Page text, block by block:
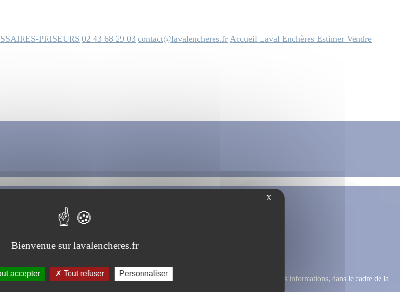
PRISEURS 02 43 68 29 03 contact@lavalencheres.fr Accueil Laval Enchères Estimer Vendre
soient utilisées, exploitées, traitées pour permettre de me recontacter, pour m’envoyer des informations, dans le cadre de la
X
Bienvenue sur lavalencheres.fr
accepter Tout refuser Personnaliser